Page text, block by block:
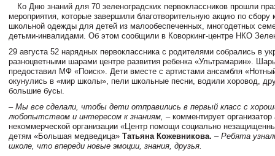
Ко Дню знаний для 70 зеленоградских первоклассников прошли
мероприятия, которые завершили благотворительную акцию по сбору
школьной одежды для детей из малообеспеченных, многодетных
детьми-инвалидами. Об этом сообщили в Коворкинг-центре НКО
29 августа 52 нарядных первоклассника с родителями собрались в
разноцветными шарами центре развития ребенка «Ультрамарин».
предоставил МФ «Поиск». Дети вместе с артистами ансамбля
окунулись в «мир школы», пели школьные песни, водили хоровод,
большие бусы.
– Мы все сделали, чтобы дети отправились в первый класс с
любопытством и интересом к знаниям, – комментирует организатор
некоммерческой организации «Центр помощи социально
детям «Большая медведица» Татьяна Кожевникова. – Ребята
школе, что впереди новые эмоции, знания, друзья.